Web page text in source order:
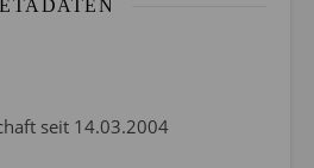
seit 14.03.2004